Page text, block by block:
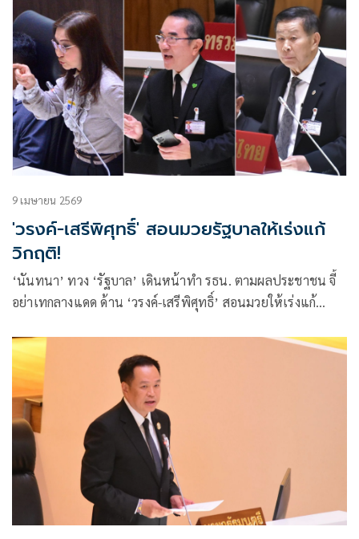
9 เมษายน 2569
'วรงค์-เสรีพิศุทธิ์' สอนมวยรัฐบาลให้เร่งแก้
วิกฤติ!
‘นันทนา’ ทวง ‘รัฐบาล’ เดินหน้าทำ รธน. ตามผลประชาชน จี้
อย่าเทกลางแดด ด้าน ‘วรงค์-เสรีพิศุทธิ์’ สอนมวยให้เร่งแก้
จริง